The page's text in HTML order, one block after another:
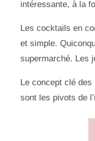
intéressante, à la
Les cocktails en
et simple.
supermarché. Les
Le concept clé
sont les pivots de